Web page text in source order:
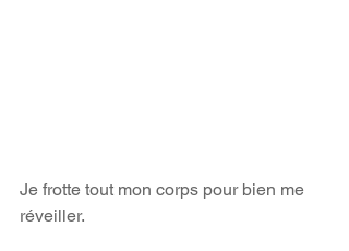
Je frotte tout mon corps pour bien me
réveiller.